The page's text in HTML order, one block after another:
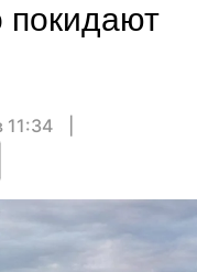
покидают
11:34